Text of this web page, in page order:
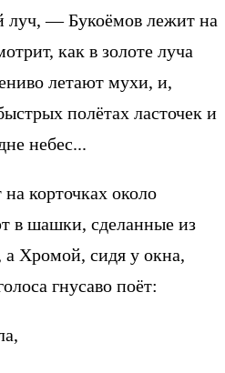
луч, — Букоёмов лежит на
как в золоте луча
летают мухи, и,
полётах ласточек и
небес...
корточках около
в шашки, сделанные из
Хромой, сидя у окна,
гнусаво поёт: